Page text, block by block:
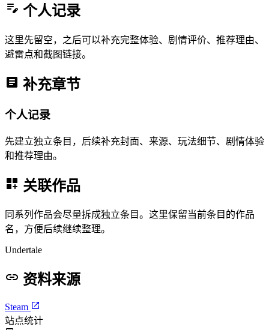
个人记录
这里先留空，之后可以补充完整体验、剧情评价、推荐理由、
避雷点和截图链接。
补充章节
个人记录
先建立独立条目，后续补充封面、来源、玩法细节、剧情体验
和推荐理由。
关联作品
同系列作品会尽量拆成独立条目。这里保留当前条目的作品
名，方便后续继续整理。
Undertale
资料来源
Steam
站点统计